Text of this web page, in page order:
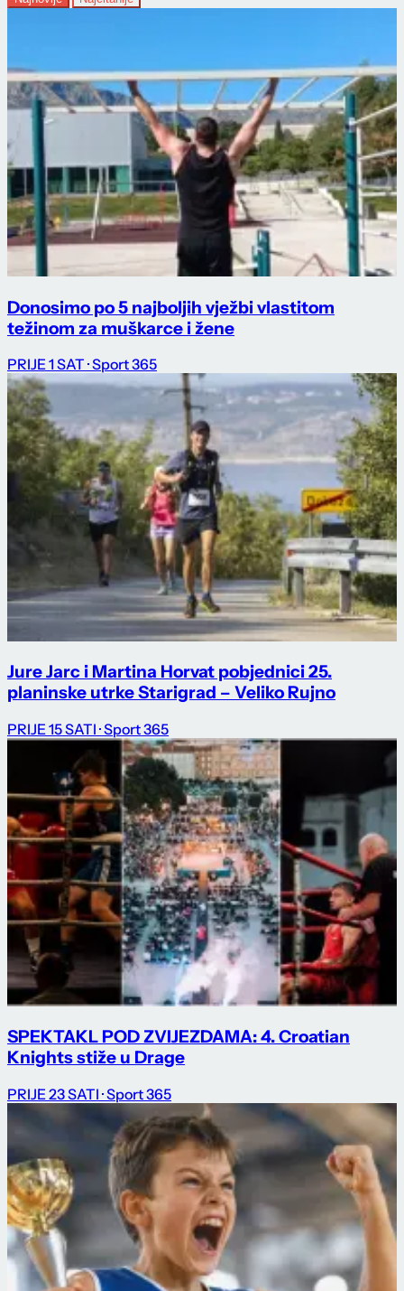
Donosimo po 5 najboljih vježbi vlastitom
težinom za muškarce i žene
PRIJE 1 SAT · Sport 365
Jure Jarc i Martina Horvat pobjednici 25.
planinske utrke Starigrad – Veliko Rujno
PRIJE 15 SATI · Sport 365
SPEKTAKL POD ZVIJEZDAMA: 4. Croatian
Knights stiže u Drage
PRIJE 23 SATI · Sport 365